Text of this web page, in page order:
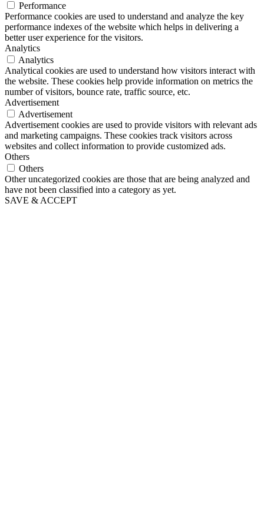
Performance
Performance cookies are used to understand and analyze the key
performance indexes of the website which helps in delivering a
better user experience for the visitors.
Analytics
Analytics
Analytical cookies are used to understand how visitors interact with
the website. These cookies help provide information on metrics the
number of visitors, bounce rate, traffic source, etc.
Advertisement
Advertisement
Advertisement cookies are used to provide visitors with relevant ads
and marketing campaigns. These cookies track visitors across
websites and collect information to provide customized ads.
Others
Others
Other uncategorized cookies are those that are being analyzed and
have not been classified into a category as yet.
SAVE & ACCEPT